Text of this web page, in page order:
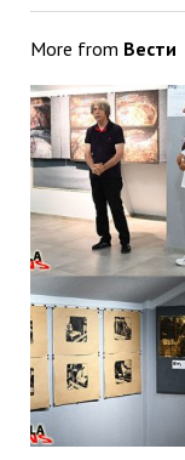
More from Вести